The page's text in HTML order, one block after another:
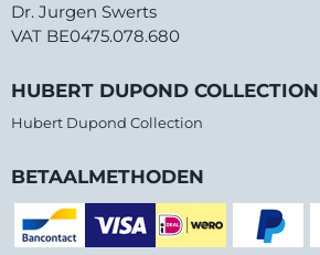
Dr. Jurgen Swerts
VAT BE0475.078.680
HUBERT DUPOND COLLECTION
Hubert Dupond Collection
BETAALMETHODEN